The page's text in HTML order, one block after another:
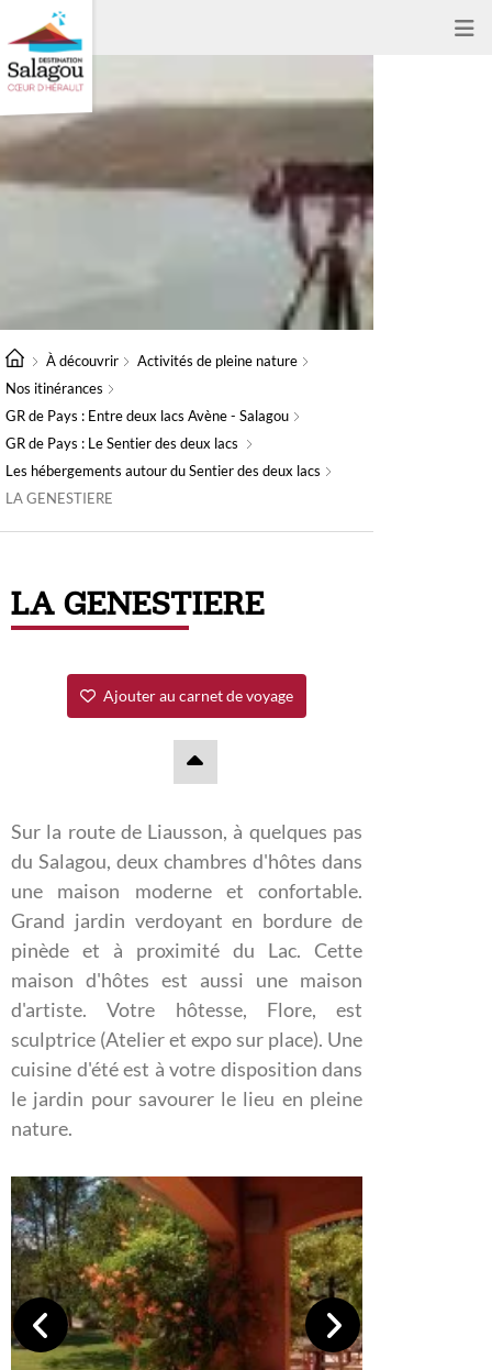
À découvrir
Activités de pleine nature
Nos itinérances
GR de Pays : Entre deux lacs Avène - Salagou
GR de Pays : Le Sentier des deux lacs
Les hébergements autour du Sentier des deux lacs
LA GENESTIERE
LA GENESTIERE
Ajouter au carnet de voyage
Sur la route de Liausson, à quelques pas
du Salagou, deux chambres d'hôtes dans
une maison moderne et confortable.
Grand jardin verdoyant en bordure de
pinède et à proximité du Lac. Cette
maison d'hôtes est aussi une maison
d'artiste. Votre hôtesse, Flore, est
sculptrice (Atelier et expo sur place). Une
cuisine d'été est à votre disposition dans
le jardin pour savourer le lieu en pleine
nature.